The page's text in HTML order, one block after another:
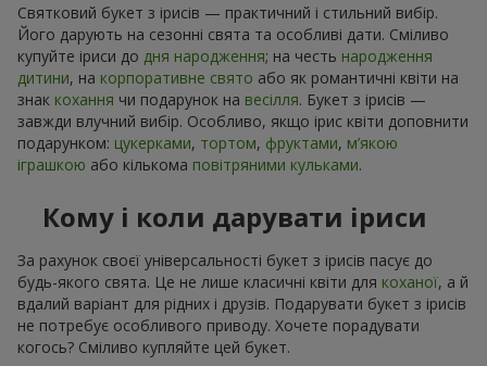
Святковий букет з ірисів — практичний і стильний вибір.
Його дарують на сезонні свята та особливі дати. Сміливо
купуйте іриси до дня народження; на честь народження
дитини, на корпоративне свято або як романтичні квіти на
знак кохання чи подарунок на весілля. Букет з ірисів —
завжди влучний вибір. Особливо, якщо ірис квіти доповнити
подарунком: цукерками, тортом, фруктами, м’якою
іграшкою або кількома повітряними кульками.
Кому і коли дарувати іриси
За рахунок своєї універсальності букет з ірисів пасує до
будь-якого свята. Це не лише класичні квіти для коханої, а й
вдалий варіант для рідних і друзів. Подарувати букет з ірисів
не потребує особливого приводу. Хочете порадувати
когось? Сміливо купляйте цей букет.